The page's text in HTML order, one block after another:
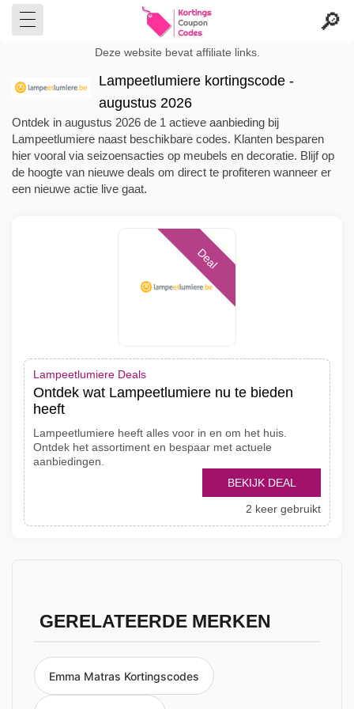
Deze website bevat affiliate links.
Lampeetlumiere kortingscode -
augustus 2026
Ontdek in augustus 2026 de 1 actieve aanbieding bij
Lampeetlumiere naast beschikbare codes. Klanten besparen
hier vooral via seizoensacties op meubels en decoratie. Blijf op
de hoogte van nieuwe deals om direct te profiteren wanneer er
een nieuwe actie live gaat.
Deal
Lampeetlumiere Deals
Ontdek wat Lampeetlumiere nu te bieden
heeft
Lampeetlumiere heeft alles voor in en om het huis.
Ontdek het assortiment en bespaar met actuele
aanbiedingen.
BEKIJK DEAL
2 keer gebruikt
GERELATEERDE MERKEN
Emma Matras Kortingscodes